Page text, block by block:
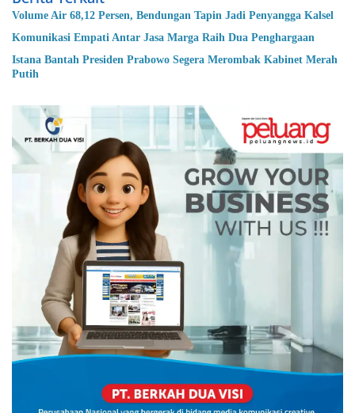
Volume Air 68,12 Persen, Bendungan Tapin Jadi Penyangga Kalsel
Komunikasi Empati Antar Jasa Marga Raih Dua Penghargaan
Istana Bantah Presiden Prabowo Segera Merombak Kabinet Merah
Putih